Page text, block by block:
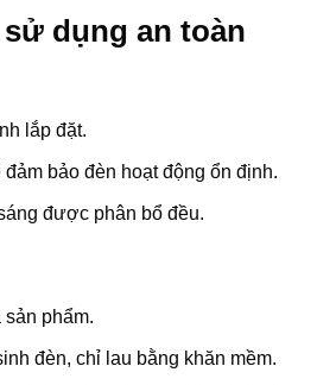
dụng an toàn
lắp đặt.
bảo đèn hoạt động ổn định.
được phân bổ đều.
phẩm.
đèn, chỉ lau bằng khăn mềm.